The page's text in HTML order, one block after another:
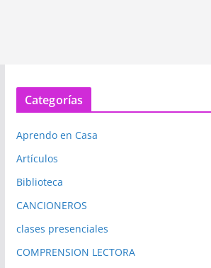
Categorías
Aprendo en Casa
Artículos
Biblioteca
CANCIONEROS
clases presenciales
COMPRENSION LECTORA